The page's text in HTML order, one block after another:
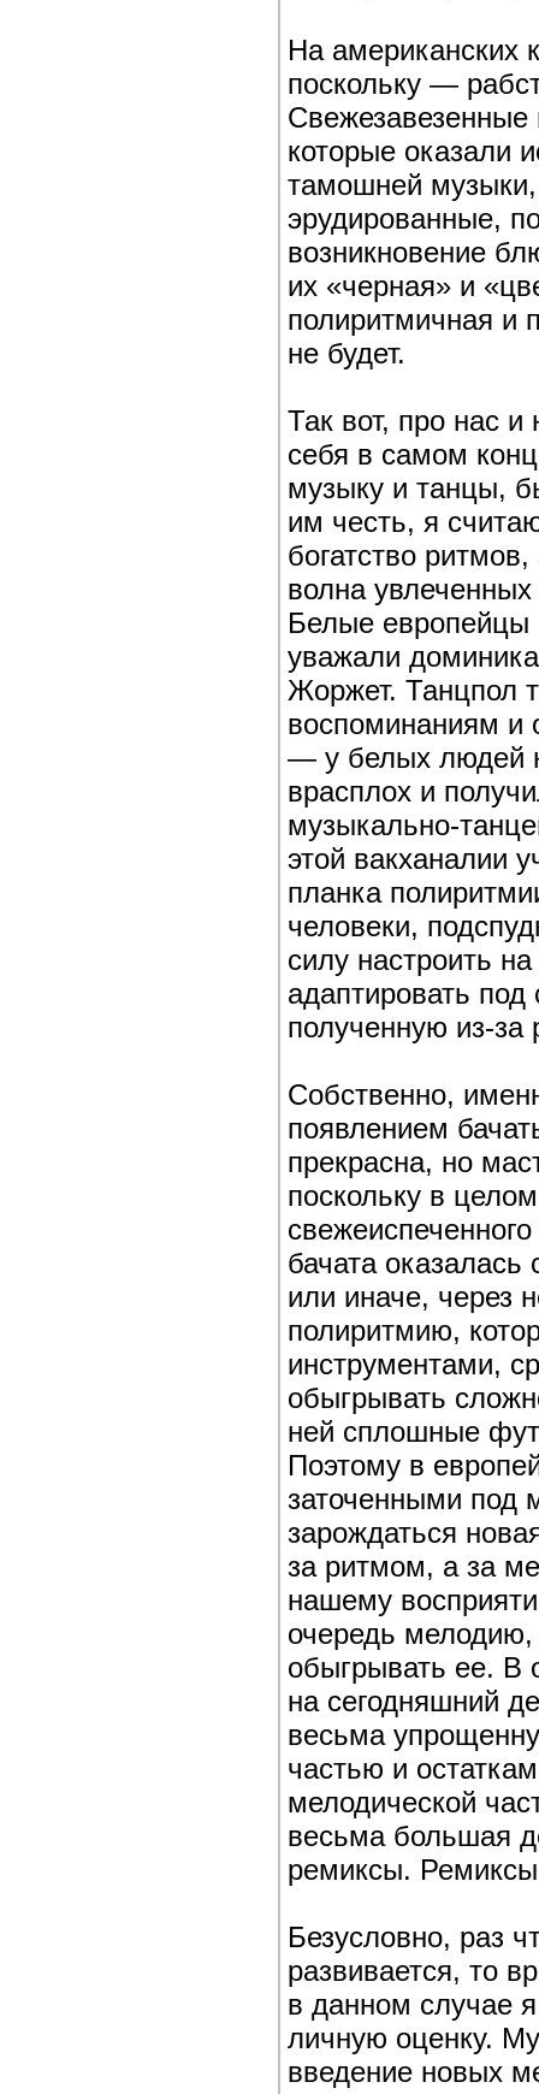
На американских
поскольку —
которые оказали
тамошней
эрудированные,
возникновение
их «черная» и
полиритмичная и
не будет.
Так вот, про нас
себя в самом
музыку и танцы,
им честь, я
богатство
волна
Белые европейцы
уважали
Жоржет. Танцпол
воспоминаниям и
— у белых людей
врасплох и
музыкально-
этой вакханалии
планка
человеки,
силу настроить
адаптировать под
полученную из-за
Собственно,
появлением
прекрасна, но
поскольку в
бачата
или иначе, через
полиритмию,
инструментами,
обыгрывать
ней сплошные
Поэтому в
заточенными под
зарождаться
за ритмом, а за
нашему
очередь
обыгрывать ее.
на сегодняшний
весьма
частью и
мелодической
весьма большая
ремиксы.
Безусловно, раз
развивается, то
в данном случае
личную оценку.
введение новых